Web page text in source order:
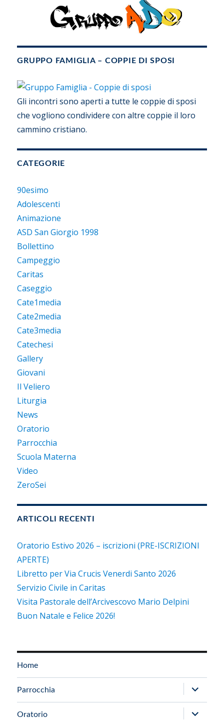
GRUPPO FAMIGLIA – COPPIE DI SPOSI
Gli incontri sono aperti a tutte le coppie di sposi
che vogliono condividere con altre coppie il loro
cammino cristiano.
CATEGORIE
90esimo
Adolescenti
Animazione
ASD San Giorgio 1998
Bollettino
Campeggio
Caritas
Caseggio
Cate1media
Cate2media
Cate3media
Catechesi
Gallery
Giovani
Il Veliero
Liturgia
News
Oratorio
Parrocchia
Scuola Materna
Video
ZeroSei
ARTICOLI RECENTI
Oratorio Estivo 2026 – iscrizioni (PRE-ISCRIZIONI
APERTE)
Libretto per Via Crucis Venerdi Santo 2026
Servizio Civile in Caritas
Visita Pastorale dell’Arcivescovo Mario Delpini
Buon Natale e Felice 2026!
Home
Parrocchia
apri
i
menu
Oratorio apri